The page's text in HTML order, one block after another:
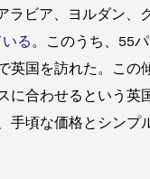
ビア、ヨルダン
る。このうち、55
国を訪れた。こ
合わせるという
頃な価格とシン